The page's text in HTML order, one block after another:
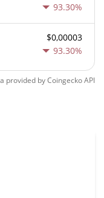
93.30%
$0,00003
93.30%
provided byCoingeckoAPI